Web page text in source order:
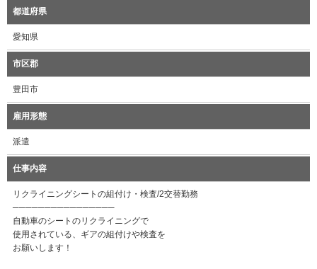
都道府県
愛知県
市区郡
豊田市
雇用形態
派遣
仕事内容
リクライニングシートの組付け・検査/2交替勤務
────────────────
自動車のシートのリクライニングで
使用されている、ギアの組付けや検査を
お願いします！